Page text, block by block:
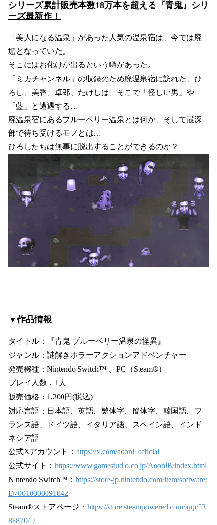
シリーズ累計販売本数18万本を超える『青鬼』シリ
ーズ最新作！
「美人になる温泉」があった人気の温泉宿は、今では廃
墟となっていた。
そこにはお化けが出るという噂があった。
「ミカチャンネル」の収録のため廃温泉宿に訪れた、ひ
ろし、美香、卓郎、たけしは、そこで「怪しい男」や
「藍」と遭遇する…
廃温泉宿にあるブルーベリー温泉とは何か、そして最深
部で待ち受けるモノとは…
ひろしたちは無事に脱出することができるのか？
▼作品情報
タイトル：『青鬼 ブルーベリー温泉の怪異』
ジャンル：謎解きホラーアクションアドベンチャー
発売機種：Nintendo Switch™ 、PC（Steam®）
プレイ人数：1人
販売価格：1,200円(税込)
対応言語：日本語、英語、繁体字、簡体字、韓国語、フ
ランス語、ドイツ語、イタリア語、スペイン語、インド
ネシア語
公式Xアカウント： https://x.com/aooni_official
公式サイト： https://www.gamestudio.co.jp/AooniB/index.html
Nintendo Switch™： https://store-jp.nintendo.com/item/software/
D70010000091842
Steam®ストアページ： https://store.steampowered.com/app/33
88870/_/